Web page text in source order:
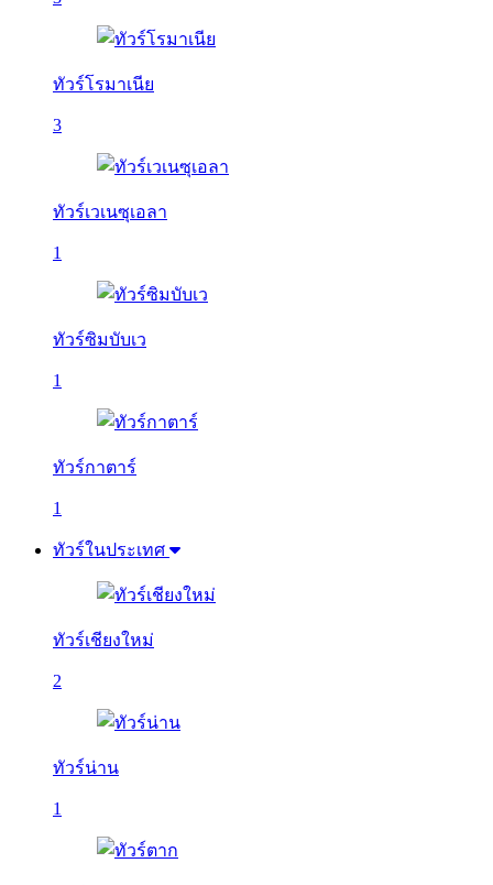
ทัวร์โรมาเนีย
3
ทัวร์เวเนซุเอลา
1
ทัวร์ซิมบับเว
1
ทัวร์กาตาร์
1
ทัวร์ในประเทศ
ทัวร์เชียงใหม่
2
ทัวร์น่าน
1